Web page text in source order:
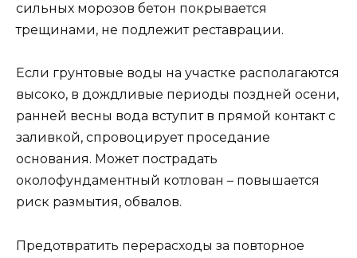
сильных морозов бетон покрывается
трещинами, не подлежит реставрации.
Если грунтовые воды на участке располагаются
высоко, в дождливые периоды поздней осени,
ранней весны вода вступит в прямой контакт с
заливкой, спровоцирует проседание
основания. Может пострадать
околофундаментный котлован – повышается
риск размытия, обвалов.
Предотвратить перерасходы за повторное